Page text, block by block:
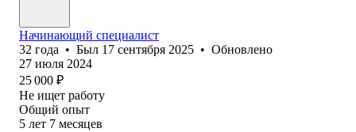
Начинающий специалист
32 года • Был 17 сентября 2025 • Обновлено
27 июля 2024
25 000 ₽
Не ищет работу
Общий опыт
5 лет 7 месяцев